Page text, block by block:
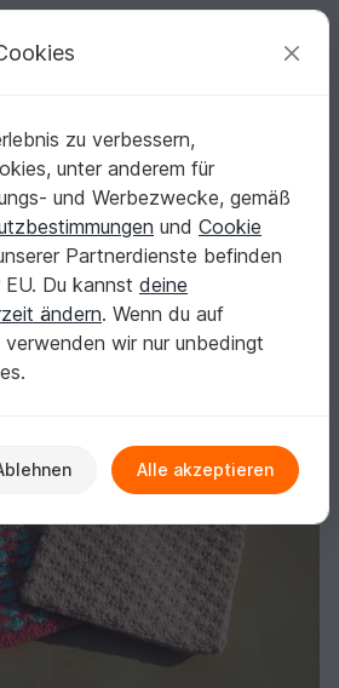
einloggen Kostenlos registrieren
Taschen Weitere Taschen
Häkelanleitung (PDF)
Hülle Häkelanleitung
zu verbessern,
unter anderem für
und Werbezwecke, gemäß
und Cookie
Partnerdienste befinden
Du kannst deine
ändern. Wenn du auf
wir nur unbedingt
Alle akzeptieren